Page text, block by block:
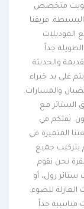
متخصص
فريقنا
جداً
والحديثة
يد خبراء
والمسارات.
مع
في
في
جميع
نحن نقوم
رول، أو
للضوء.
جداً